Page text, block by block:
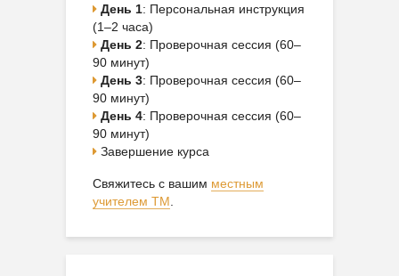
День 1: Персональная инструкция
(1–2 часа)
День 2: Проверочная сессия (60–
90 минут)
День 3: Проверочная сессия (60–
90 минут)
День 4: Проверочная сессия (60–
90 минут)
Завершение курса
Свяжитесь с вашим местным
учителем ТМ.